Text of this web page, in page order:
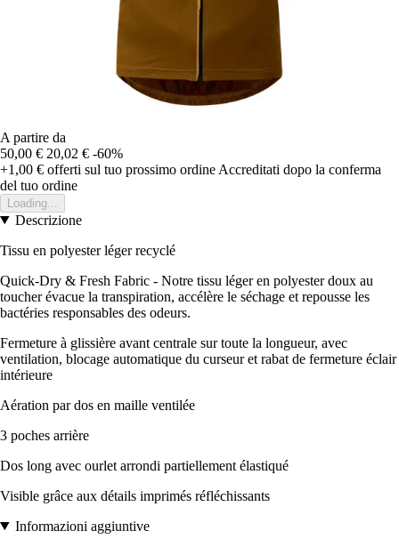
A partire da
50,00 € 20,02 € -60%
+1,00 € offerti sul tuo prossimo ordine Accreditati dopo la conferma
del tuo ordine
Loading...
Descrizione
Tissu en polyester léger recyclé
Quick-Dry & Fresh Fabric - Notre tissu léger en polyester doux au
toucher évacue la transpiration, accélère le séchage et repousse les
bactéries responsables des odeurs.
Fermeture à glissière avant centrale sur toute la longueur, avec
ventilation, blocage automatique du curseur et rabat de fermeture éclair
intérieure
Aération par dos en maille ventilée
3 poches arrière
Dos long avec ourlet arrondi partiellement élastiqué
Visible grâce aux détails imprimés réfléchissants
Informazioni aggiuntive